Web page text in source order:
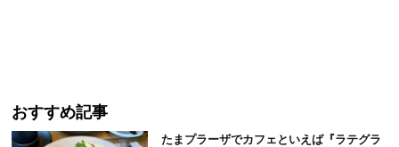
おすすめ記事
たまプラーザでカフェといえば『ラテグラ